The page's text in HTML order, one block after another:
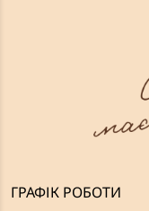
ГРАФІК РОБОТИ